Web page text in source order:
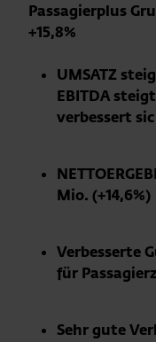
Passagierplus
+15,8%
UMSATZ
EBITDA steigt
verbessert
Mio. (+14,6%)
Verbesserte
für
Sehr gute